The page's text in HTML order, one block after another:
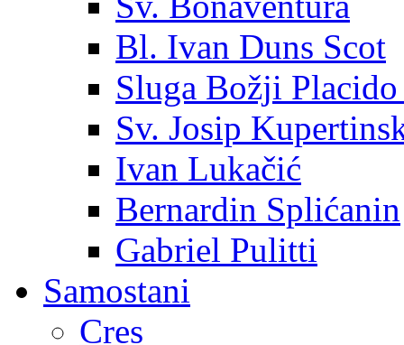
Bl. Ivan Duns Scot
Sluga Božji Placido
Sv. Josip
Ivan Lukačić
Bernardin Splićanin
Gabriel Pulitti
Samostani
Cres